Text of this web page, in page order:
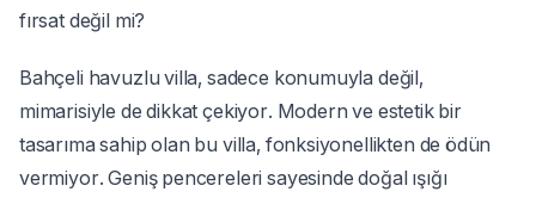
fırsat değil mi?
Bahçeli havuzlu villa, sadece konumuyla değil,
mimarisiyle de dikkat çekiyor. Modern ve estetik bir
tasarıma sahip olan bu villa, fonksiyonellikten de ödün
vermiyor. Geniş pencereleri sayesinde doğal ışığı